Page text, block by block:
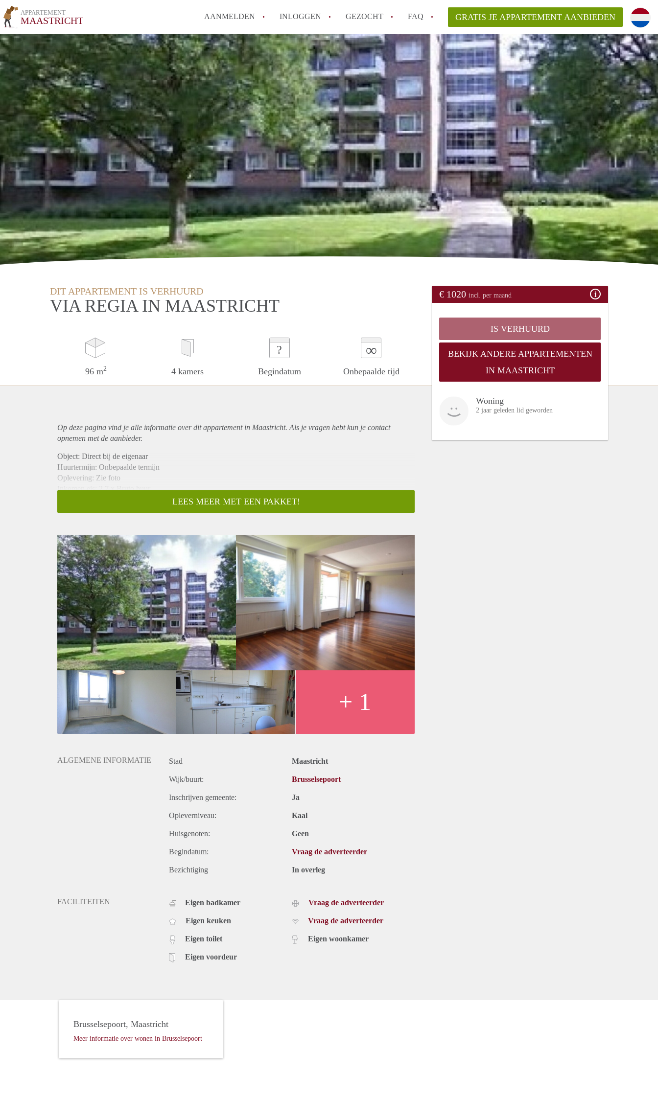
APPARTEMENT
MAASTRICHT AANMELDEN INLOGGEN GEZOCHT FAQ
How to translate AppartementMaastricht!
Wat is AppartementMaastricht?
Hoeveel kost het om te reageren op een Appartement in Maastricht?
Wat is de privacyverklaring van AppartementMaastricht?
Berekent AppartementMaastricht
makelaarsvergoeding/bemiddelingsvergoeding?
Alle veelgestelde vragen
GRATIS JE APPARTEMENT AANBIEDEN
DIT APPARTEMENT IS VERHUURD
VIA REGIA IN MAASTRICHT
96 m2 4 kamers
?
Begindatum
∞
Onbepaalde tijd
€ 1020 incl. per maand
IS VERHUURD
BEKIJK ANDERE APPARTEMENTEN
IN MAASTRICHT
Woning
2 jaar geleden lid geworden
Op deze pagina vind je alle informatie over ditappartementin Maastricht. Als je vragen hebt kun je contact
opnemen met de aanbieder.
Object: Direct bij de eigenaar
Huurtermijn: Onbepaalde termijn
Oplevering: Zie foto
Inkomen eis: 2,7 x Bruto huur
Borg: 1 Maand
Huisdieren toegestaan: Afhankelijk van de Eigenaar
Huurtoeslag grens: Nee
Geschikt voor studenten: Afhankelijk van de Eigenaar
LEES MEER MET EEN PAKKET!
+ 1
ALGEMENE INFORMATIE Stad Maastricht
Wijk/buurt: Brusselsepoort
Inschrijven gemeente: Ja
Opleverniveau: Kaal
Huisgenoten: Geen
Begindatum: Vraag de adverteerder
Bezichtiging In overleg
FACILITEITEN Eigen badkamer
Eigen keuken
Eigen toilet
Eigen voordeur
Vraag de adverteerder
Vraag de adverteerder
Eigen woonkamer
Brusselsepoort, Maastricht
Meer informatie over wonen in Brusselsepoort